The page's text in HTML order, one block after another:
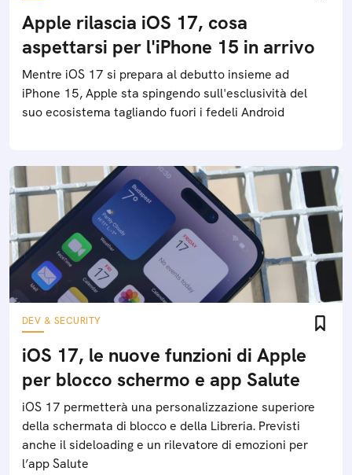
Apple rilascia iOS 17, cosa
aspettarsi per l'iPhone 15 in arrivo
Mentre iOS 17 si prepara al debutto insieme ad
iPhone 15, Apple sta spingendo sull'esclusività del
suo ecosistema tagliando fuori i fedeli Android
DEV & SECURITY
iOS 17, le nuove funzioni di Apple
per blocco schermo e app Salute
iOS 17 permetterà una personalizzazione superiore
della schermata di blocco e della Libreria. Previsti
anche il sideloading e un rilevatore di emozioni per
l’app Salute